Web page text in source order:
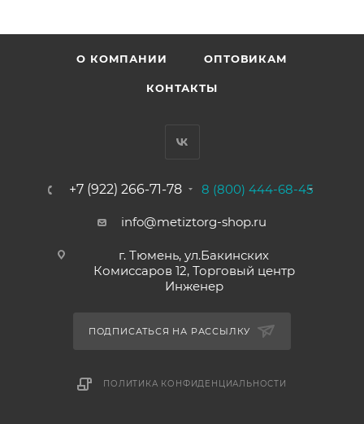
О КОМПАНИИ ОПТОВИКАМ
КОНТАКТЫ
+7 (922) 266-71-78 8 (800) 444-68-45
info@metiztorg-shop.ru
г. Тюмень, ул.Бакинских
Комиссаров 12, Торговый центр
Инженер
ПОДПИСАТЬСЯ НА РАССЫЛКУ
ПОЛИТИКА КОНФИДЕНЦИАЛЬНОСТИ